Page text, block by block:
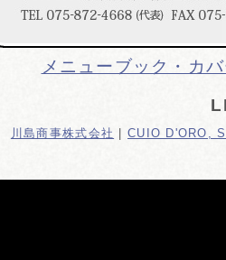
メニューブック・カ
川島商事株式会社 CUIO D'ORO,